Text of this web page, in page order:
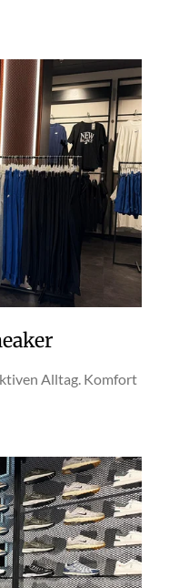
Alltag. Komfort